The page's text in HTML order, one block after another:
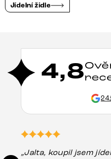
Jídelní židle
4,8
„Jalta, koupil jsem